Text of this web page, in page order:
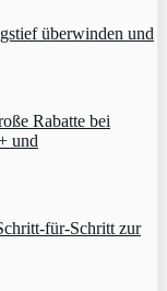
überwinden und
Rabatte bei
und
zur